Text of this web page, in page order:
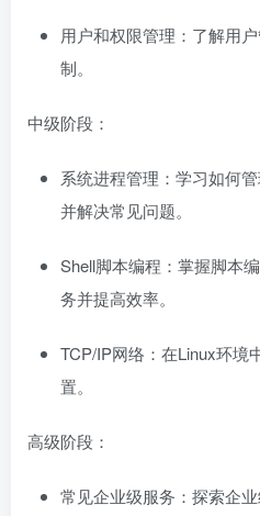
用户和权限管理：了解用
制。
中级阶段：
系统进程管理：学习如何
并解决常见问题。
Shell脚本编程：掌握脚本
务并提高效率。
TCP/IP网络：在Linux环境
置。
高级阶段：
常见企业级服务：探索企